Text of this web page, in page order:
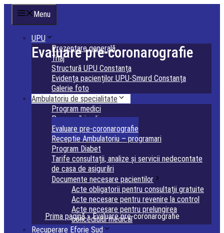
Sari
conținut
Menu
UPU
Prezentare generală
Triaj
Structură UPU Constanța
Evidența pacienților UPU-Smurd Constanța
Galerie foto
Ambulatoriu de specialitate
Program medici
Programări online
Evaluare pre-coronarografie
Receptie Ambulatoriu – programari
Program Diabet
Tarife consultații, analize și servicii nedecontate
de casa de asigurări
Documente necesare pacientilor
Acte obligatorii pentru consultații gratuite
Acte necesare pentru revenire la control
Acte necesare pentru prelungirea
concediului medical
Recuperare Eforie Sud
Evaluare pre-coronarografie
Prima pagină »Evaluare pre-coronarografie